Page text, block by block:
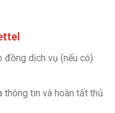
đồng dịch vụ (nếu có)
thông tin và hoàn tất thủ